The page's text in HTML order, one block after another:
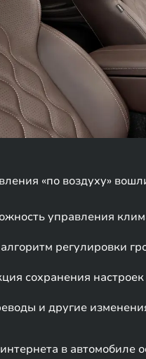
«по воздуху»
управления
регулировки
сохранения
и другие
в автомобиле